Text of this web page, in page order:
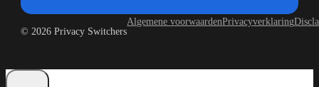
© 2026 Privacy Switchers
Algemene voorwaardenPrivacyverklaring